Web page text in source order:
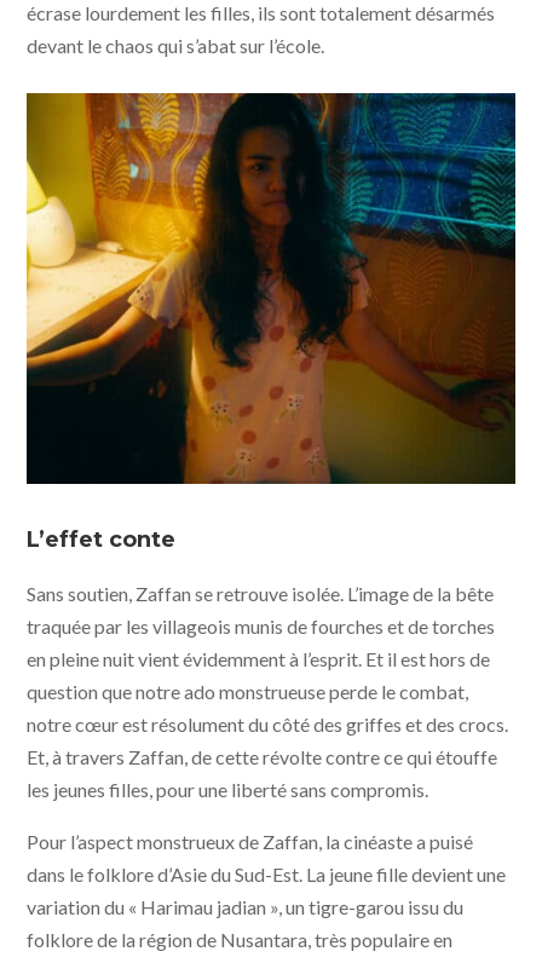
écrase lourdement les filles, ils sont totalement désarmés
devant le chaos qui s’abat sur l’école.
Forward Entertainment, Akanga Film Asia, Still Moving,
L’effet conte
Sans soutien, Zaffan se retrouve isolée. L’image de la bête
traquée par les villageois munis de fourches et de torches
en pleine nuit vient évidemment à l’esprit. Et il est hors de
question que notre ado monstrueuse perde le combat,
notre cœur est résolument du côté des griffes et des crocs.
Et, à travers Zaffan, de cette révolte contre ce qui étouffe
les jeunes filles, pour une liberté sans compromis.
Pour l’aspect monstrueux de Zaffan, la cinéaste a puisé
dans le folklore d’Asie du Sud-Est. La jeune fille devient une
variation du « Harimau jadian », un tigre-garou issu du
folklore de la région de Nusantara, très populaire en